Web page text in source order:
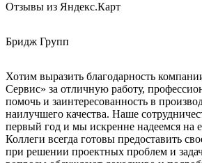
Отзывы из Яндекс.Карт
Бридж Групп
Хотим выразить благодарность
Сервис» за отличную работу,
помочь и заинтересованность в
наилучшего качества. Наше
первый год и мы искренне надеемся на
Коллеги всегда готовы предоставить
при решении проектных проблем и